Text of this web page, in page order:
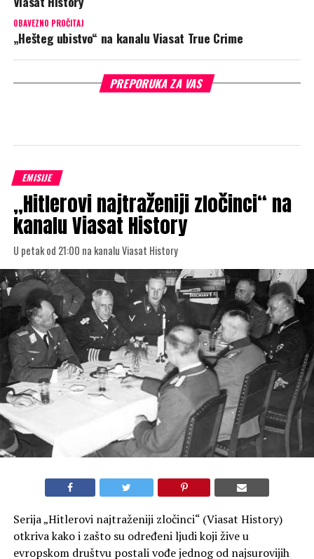
OBAVEZNO PROČITAJ
„Hešteg ubistvo“ na kanalu Viasat True Crime
PREPORUKA ZA VAS
EMISIJE
„Hitlerovi najtraženiji zločinci“ na
kanalu Viasat History
U petak od 21:00 na kanalu Viasat History
Serija „Hitlerovi najtraženiji zločinci“ (Viasat History)
otkriva kako i zašto su određeni ljudi koji žive u
evropskom društvu postali vođe jednog od najsurovijih